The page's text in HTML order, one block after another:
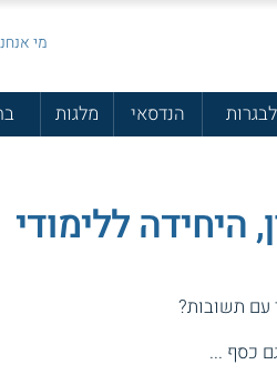
מי
הנדסאי מלגות
היחידה ללימודי
עם תשובות?
כסף ...